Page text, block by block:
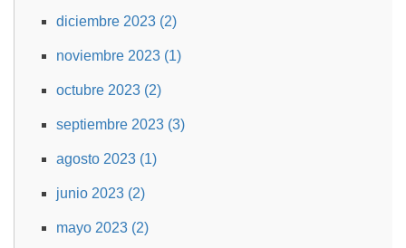
diciembre 2023 (2)
noviembre 2023 (1)
octubre 2023 (2)
septiembre 2023 (3)
agosto 2023 (1)
junio 2023 (2)
mayo 2023 (2)